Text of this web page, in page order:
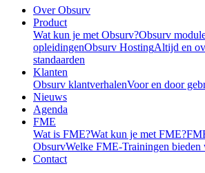
Over Obsurv
Product
Wat kun je met Obsurv?Obsurv
opleidingenObsurv HostingAltijd en
standaarden
Klanten
Obsurv klantverhalenVoor en door
Nieuws
Agenda
FME
Wat is FME?Wat kun je met FME?
ObsurvWelke FME-Trainingen bieden
Contact